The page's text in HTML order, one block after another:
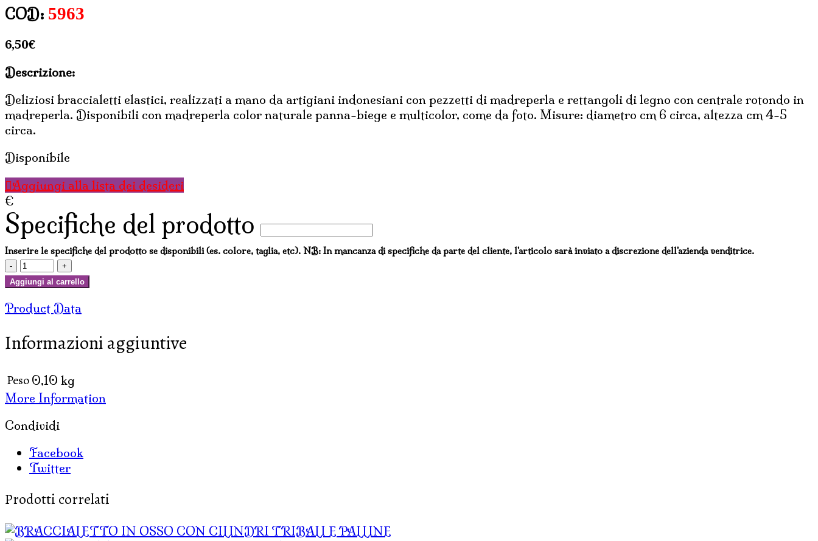
COD: 5963
6,50€
Descrizione:
Deliziosi braccialetti elastici, realizzati a mano da artigiani indonesiani con pezzetti di madreperla e rettangoli di legno con centrale rotondo in
madreperla. Disponibili con madreperla color naturale panna-biege e multicolor, come da foto. Misure: diametro cm 6 circa, altezza cm 4-5
circa.
Disponibile
Aggiungi alla lista dei desideri
€
Specifiche del prodotto
Inserire le specifiche del prodotto se disponibili (es. colore, taglia, etc). NB: In mancanza di specifiche da parte del cliente, l'articolo sarà inviato a discrezione dell'azienda venditrice.
BRACCIALETTO
CON
IN
E
BASTONCINI
MADREPERLA
quantità
Aggiungi al carrello
Product Data
Informazioni aggiuntive
Peso 0,10 kg
More Information
Condividi
Facebook
Twitter
Prodotti correlati